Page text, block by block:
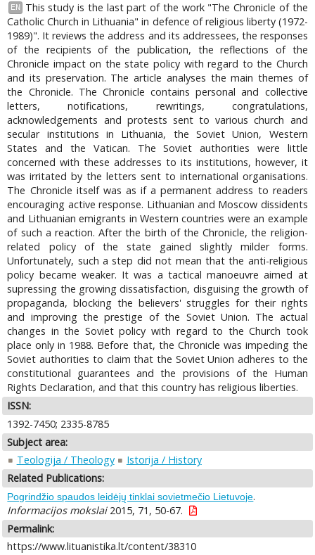
EN
This study is the last part of the work "The Chronicle of the
Catholic Church in Lithuania" in defence of religious liberty (1972-
1989)". It reviews the address and its addressees, the responses
of the recipients of the publication, the reflections of the
Chronicle impact on the state policy with regard to the Church
and its preservation. The article analyses the main themes of
the Chronicle. The Chronicle contains personal and collective
letters, notifications, rewritings, congratulations,
acknowledgements and protests sent to various church and
secular institutions in Lithuania, the Soviet Union, Western
States and the Vatican. The Soviet authorities were little
concerned with these addresses to its institutions, however, it
was irritated by the letters sent to international organisations.
The Chronicle itself was as if a permanent address to readers
encouraging active response. Lithuanian and Moscow dissidents
and Lithuanian emigrants in Western countries were an example
of such a reaction. After the birth of the Chronicle, the religion-
related policy of the state gained slightly milder forms.
Unfortunately, such a step did not mean that the anti-religious
policy became weaker. It was a tactical manoeuvre aimed at
supressing the growing dissatisfaction, disguising the growth of
propaganda, blocking the believers' struggles for their rights
and improving the prestige of the Soviet Union. The actual
changes in the Soviet policy with regard to the Church took
place only in 1988. Before that, the Chronicle was impeding the
Soviet authorities to claim that the Soviet Union adheres to the
constitutional guarantees and the provisions of the Human
Rights Declaration, and that this country has religious liberties.
ISSN:
1392-7450; 2335-8785
Subject area:
Teologija / Theology
Istorija / History
Related Publications:
Pogrindžio spaudos leidėjų tinklai sovietmečio Lietuvoje.
Informacijos mokslai2015, 71, 50-67.
Permalink:
https://www.lituanistika.lt/content/38310